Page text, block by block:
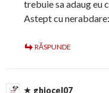
trebuie sa adaug eu
Astept cu
RĂSPUNDE
ghiocel07